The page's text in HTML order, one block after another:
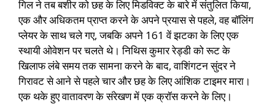
गिल ने तब बशीर को छह के लिए मिडविक्ट के बारे में संतुलित किया,
एक और अधिकतम प्राप्त करने के अपने प्रयास से पहले, वह बॉलिंग
प्लेयर के साथ चले गए, जबकि अपने 161 वें झटका के लिए एक
स्थायी ओवेशन पर चलते थे। निथिस कुमार रेड्डी को रूट के
खिलाफ लंबे समय तक सामना करने के बाद, वाशिंगटन सुंदर ने
गिरावट से आने से पहले चार और छह के लिए आंशिक टाइमर मारा।
एक थके हुए वातावरण के संरेखण में एक क्रॉस करने के लिए।